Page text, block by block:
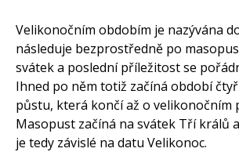
Velikonočním obdobím je nazývána
následuje bezprostředně po
svátek a poslední příležitost se
Ihned po něm totiž začíná období
půstu, která končí až o velikonočním
Masopust začíná na svátek Tří králů
je tedy závislé na datu Velikonoc.